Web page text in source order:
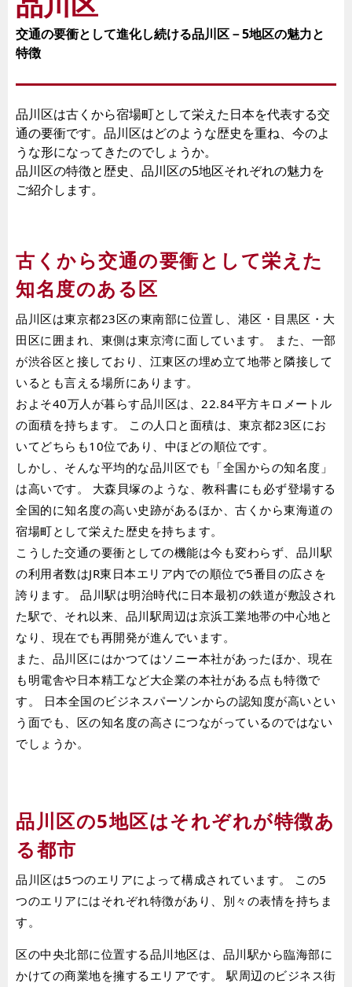
交通の要衝として進化し続ける品川区－5地区の魅力と
特徴
品川区は古くから宿場町として栄えた日本を代表する交
通の要衝です。品川区はどのような歴史を重ね、今のよ
うな形になってきたのでしょうか。
品川区の特徴と歴史、品川区の5地区それぞれの魅力を
ご紹介します。
古くから交通の要衝として栄えた
知名度のある区
品川区は東京都23区の東南部に位置し、港区・目黒区・大
田区に囲まれ、東側は東京湾に面しています。 また、一部
が渋谷区と接しており、江東区の埋め立て地帯と隣接して
いるとも言える場所にあります。
およそ40万人が暮らす品川区は、22.84平方キロメートル
の面積を持ちます。 この人口と面積は、東京都23区にお
いてどちらも10位であり、中ほどの順位です。
しかし、そんな平均的な品川区でも「全国からの知名度」
は高いです。 大森貝塚のような、教科書にも必ず登場する
全国的に知名度の高い史跡があるほか、古くから東海道の
宿場町として栄えた歴史を持ちます。
こうした交通の要衝としての機能は今も変わらず、品川駅
の利用者数はJR東日本エリア内での順位で5番目の広さを
誇ります。 品川駅は明治時代に日本最初の鉄道が敷設され
た駅で、それ以来、品川駅周辺は京浜工業地帯の中心地と
なり、現在でも再開発が進んでいます。
また、品川区にはかつてはソニー本社があったほか、現在
も明電舎や日本精工など大企業の本社がある点も特徴で
す。 日本全国のビジネスパーソンからの認知度が高いとい
う面でも、区の知名度の高さにつながっているのではない
でしょうか。
品川区の5地区はそれぞれが特徴あ
る都市
品川区は5つのエリアによって構成されています。 この5
つのエリアにはそれぞれ特徴があり、別々の表情を持ちま
す。
区の中央北部に位置する品川地区は、品川駅から臨海部に
かけての商業地を擁するエリアです。 駅周辺のビジネス街